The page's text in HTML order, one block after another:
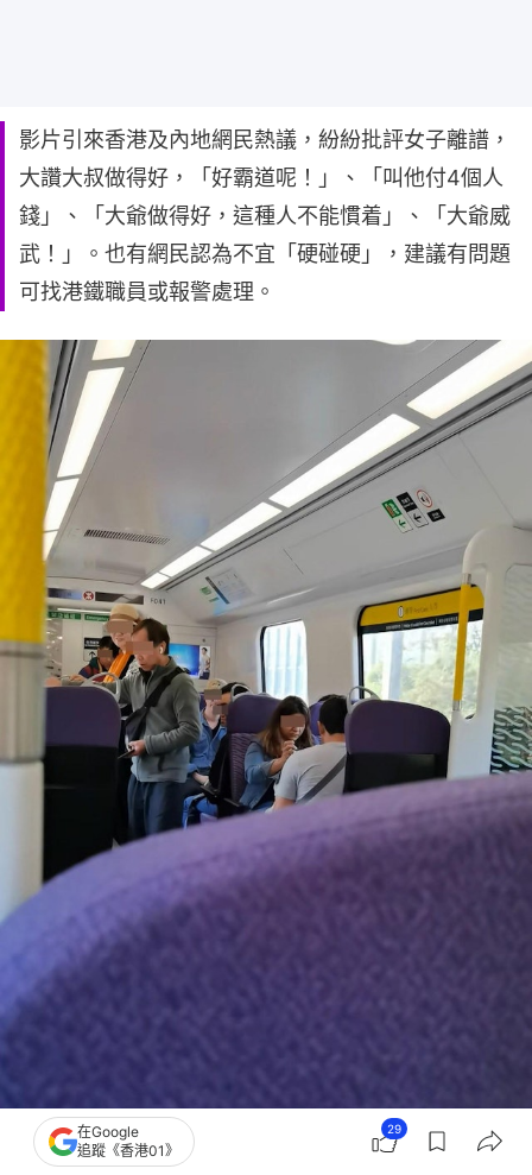
影片引來香港及內地網民熱議，紛紛批評女子離譜，
大讚大叔做得好，「好霸道呢！」、「叫他付4個人
錢」、「大爺做得好，這種人不能慣着」、「大爺威
武！」。也有網民認為不宜「硬碰硬」，建議有問題
可找港鐵職員或報警處理。
在Google
追蹤《香港01》
29